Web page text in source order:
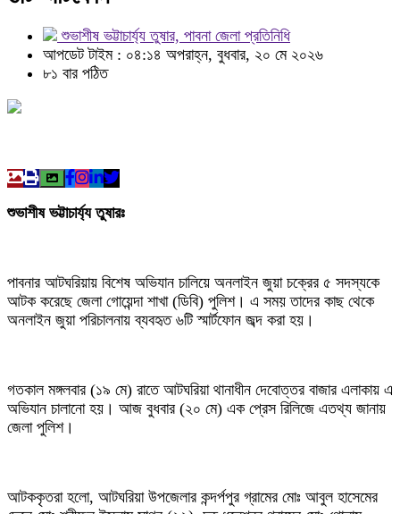
শুভাশীষ ভট্টাচার্য্য তুষার, পাবনা জেলা প্রতিনিধি
আপডেট টাইম : ০৪:১৪ অপরাহ্ন, বুধবার, ২০ মে ২০২৬
৮১ বার পঠিত
শুভাশীষ ভট্টাচার্য্য তুষারঃ
পাবনার আটঘরিয়ায় বিশেষ অভিযান চালিয়ে অনলাইন জুয়া চক্রের ৫ সদস্যকে
আটক করেছে জেলা গোয়েন্দা শাখা (ডিবি) পুলিশ। এ সময় তাদের কাছ থেকে
অনলাইন জুয়া পরিচালনায় ব্যবহৃত ৬টি স্মার্টফোন জব্দ করা হয়।
গতকাল মঙ্গলবার (১৯ মে) রাতে আটঘরিয়া থানাধীন দেবোত্তর বাজার এলাকায় এ
অভিযান চালানো হয়। আজ বুধবার (২০ মে) এক প্রেস রিলিজে এতথ্য জানায়
জেলা পুলিশ।
আটককৃতরা হলো, আটঘরিয়া উপজেলার কন্দর্পপুর গ্রামের মোঃ আবুল হাসেমের